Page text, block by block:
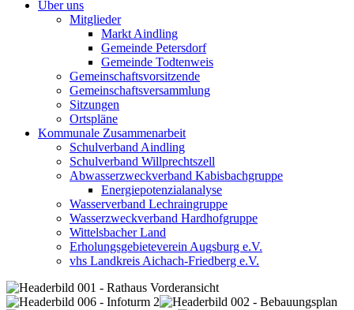
Über uns
Mitglieder
Markt Aindling
Gemeinde Petersdorf
Gemeinde Todtenweis
Gemeinschaftsvorsitzende
Gemeinschaftsversammlung
Sitzungen
Ortspläne
Kommunale Zusammenarbeit
Schulverband Aindling
Schulverband Willprechtszell
Abwasserzweckverband Kabisbachgruppe
Energiepotenzialanalyse
Wasserverband Lechraingruppe
Wasserzweckverband Hardhofgruppe
Wittelsbacher Land
Erholungsgebieteverein Augsburg e.V.
vhs Landkreis Aichach-Friedberg e.V.